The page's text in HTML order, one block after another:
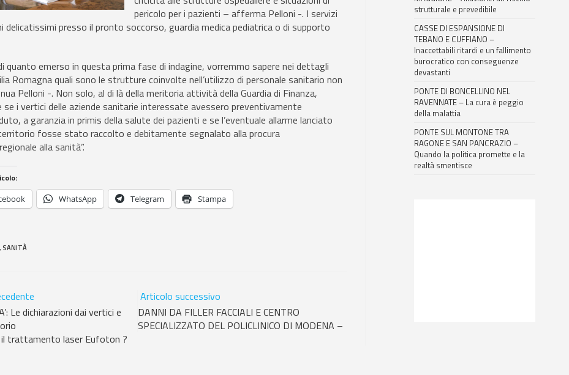
pericolo per i pazienti – afferma Pelloni -. I servizi
delicatissimi presso il pronto soccorso, guardia medica pediatrica o di supporto
quanto emerso in questa prima fase di indagine, vorremmo sapere nei dettagli
Romagna quali sono le strutture coinvolte nell’utilizzo di personale sanitario non
Pelloni -. Non solo, al di là della meritoria attività della Guardia di Finanza,
se i vertici delle aziende sanitarie interessate avessero preventivamente
a garanzia in primis della salute dei pazienti e se l’eventuale allarme lanciato
fosse stato raccolto e debitamente segnalato alla procura
alla sanità”.
WhatsApp Telegram Stampa
,SANITÀ
Le dichiarazioni dai vertici e
Articolo successivo
DANNI DA FILLER FACCIALI E CENTRO
SPECIALIZZATO DEL POLICLINICO DI MODENA –
il trattamento laser Eufoton ?
strutturale e prevedibile
CASSE DI ESPANSIONE DI
TEBANO E CUFFIANO –
Inaccettabili ritardi e un fallimento
burocratico con conseguenze
devastanti
PONTE DI BONCELLINO NEL
RAVENNATE – La cura è peggio
della malattia
PONTE SUL MONTONE TRA
RAGONE E SAN PANCRAZIO –
Quando la politica promette e la
realtà smentisce